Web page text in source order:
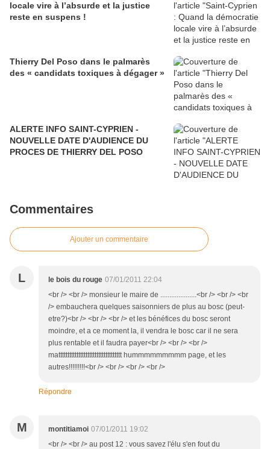
locale vire à l’absurde et la justice
reste en suspens !
Thierry Del Poso dans le palmarès
des « candidats toxiques à dégager »
ALERTE INFO SAINT-CYPRIEN -
NOUVELLE DATE D'AUDIENCE DU
PROCES DE THIERRY DEL POSO
Commentaires
Ajouter un commentaire
L le bois du rouge 07/01/2011 22:04
<br /> <br /> monsieur le maire de ....................<br /> <br /> <br
/> embauchera quelques saisonniers de plus au bosc (peut-
etre?)<br /> <br /> <br /> et les bénéfices du bosc seront
moindre, et a ce moment la, il vendra le bosc car il ne sera
plus rentable et il faudra payer<br /> <br /> <br />
mattttttttttttttttttttttttttttttttttt hummmmmmmmm page, et les
autres!!!!!!!!!<br /> <br /> <br /> <br />
Répondre
M montitiamoi 07/01/2011 19:02
<br /> <br /> au post 12 : vous savez l'élu s'en fout du